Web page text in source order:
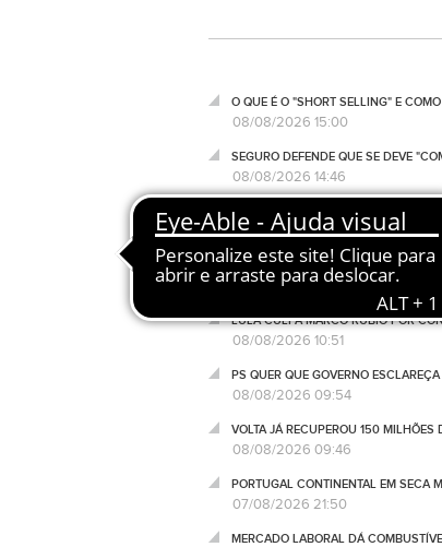
O QUE É O "SHORT SELLING" E
08/08/2026 15:00
SEGURO DEFENDE QUE SE DEVE
08/08/2026 14:46
BENFICA LANÇA PETIÇÃO PELA
08/08/2026 12:20
PRR FINANCIA 767 HABITAÇÕES
08/08/2026 11:40
LULA CULPA MARCO RUBIO POR
08/08/2026 10:51
PS QUER QUE GOVERNO
08/08/2026 09:54
VOLTA JÁ RECUPEROU 150 MILHÕES
08/08/2026 09:46
PORTUGAL CONTINENTAL EM SECA
07/08/2026 21:50
MERCADO LABORAL DÁ